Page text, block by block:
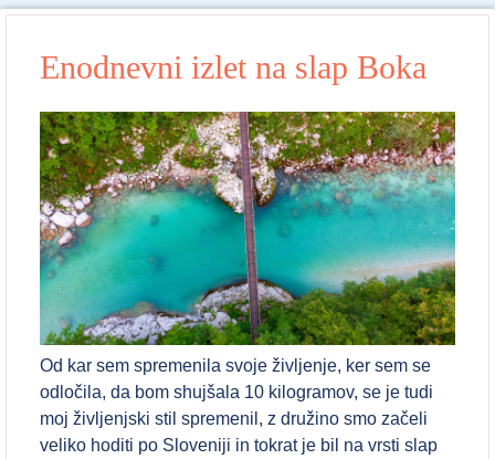
Enodnevni izlet na slap Boka
Od kar sem spremenila svoje življenje, ker sem se
odločila, da bom shujšala 10 kilogramov, se je tudi
moj življenjski stil spremenil, z družino smo začeli
veliko hoditi po Sloveniji in tokrat je bil na vrsti slap